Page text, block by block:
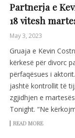
Partnerja e
18 vitesh
May 3, 2023
Gruaja e Kevin
kërkesë për divorc
përfaqësues i
jashtë kontrollit të
zgjidhjen e
Tonight. “Ne
READ MORE